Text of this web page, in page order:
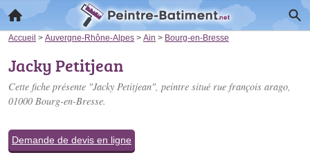
Accueil > Auvergne-Rhône-Alpes > Ain > Bourg-en-Bresse
Jacky Petitjean
Cette fiche présente "Jacky Petitjean", peintre situé rue françois arago,
01000 Bourg-en-Bresse.
Demande de devis en ligne